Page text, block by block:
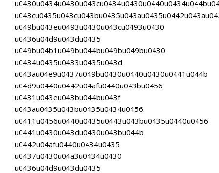
u049bu043eu0493u0430u043cu0493u0430
u0436u04d9u043du0435
u049bu04b1u049bu044bu049bu049bu0430
u0434u0435u0433u0435u043d
u043au04e9u0437u049bu0430u0440u0430u0441u044b
u04d9u0440u0442u04afu0440u043bu0456
u0431u043eu043bu044bu043f
u043au0435u043bu0435u0434u0456.
u0411u0456u0440u0435u0443u043bu0435u0440u0456
u0441u0430u043du0430u043bu044b
u0442u04afu0440u0434u0435
u0437u0430u04a3u0434u0430
u0436u04d9u043du0435